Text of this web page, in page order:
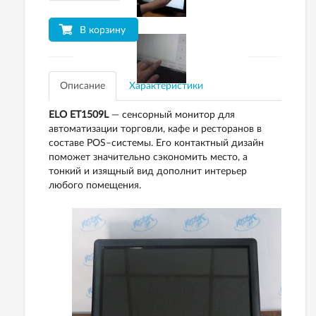
В корзину
Описание Характеристики
ELO ET1509L— сенсорный монитор для
автоматизации торговли, кафе и ресторанов в
составе POS–системы. Его контактный дизайн
поможет значительно сэкономить место, а
тонкий и изящный вид дополнит интерьер
любого помещения.